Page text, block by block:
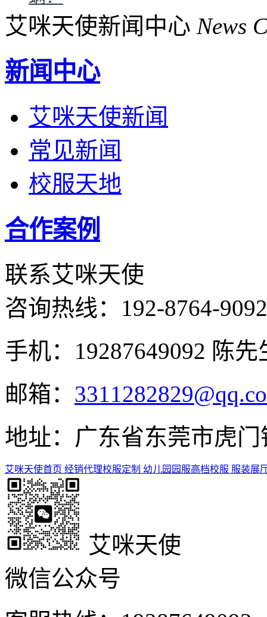
艾咪天使新闻中心 News
新闻中心
艾咪天使新闻
常见新闻
校服天地
合作案例
联系艾咪天使
咨询热线： 192-8764-9092
手机：19287649092 陈先
邮箱：
地址：广东省东莞市虎
艾咪天使首页 经销代理校服定制 幼儿园园服高档校服 服装展
艾咪天使
微信公众号